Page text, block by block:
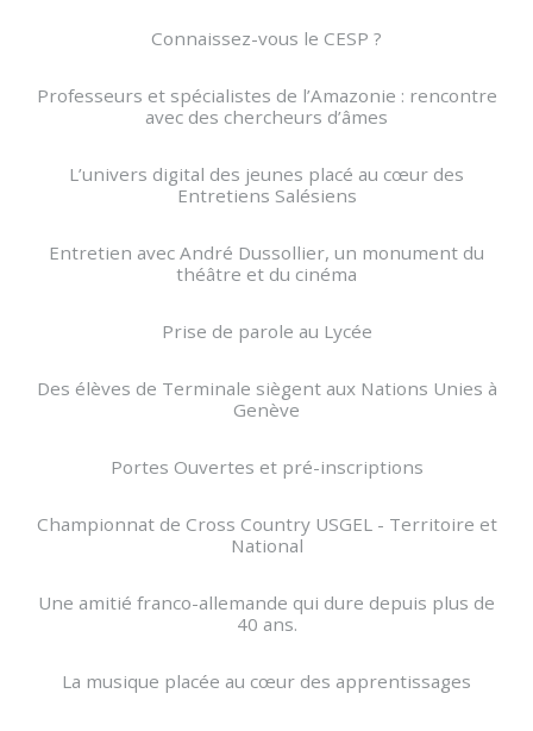
Connaissez-vous le CESP ?
Professeurs et spécialistes de l’Amazonie : rencontre
avec des chercheurs d’âmes
L’univers digital des jeunes placé au cœur des
Entretiens Salésiens
Entretien avec André Dussollier, un monument du
théâtre et du cinéma
Prise de parole au Lycée
Des élèves de Terminale siègent aux Nations Unies à
Genève
Portes Ouvertes et pré-inscriptions
Championnat de Cross Country USGEL - Territoire et
National
Une amitié franco-allemande qui dure depuis plus de
40 ans.
La musique placée au cœur des apprentissages